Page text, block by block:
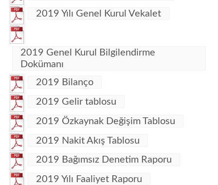
2019 Yılı Genel Kurul Vekalet
2019 Genel Kurul Bilgilendirme
Dokümanı
2019 Bilanço
2019 Gelir tablosu
2019 Özkaynak Değişim Tablosu
2019 Nakit Akış Tablosu
2019 Bağımsız Denetim Raporu
2019 Yılı Faaliyet Raporu